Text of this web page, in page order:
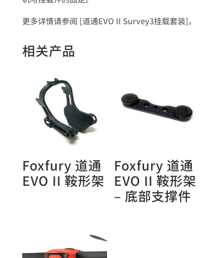
更多详情请参阅 [道通EVO II Survey3挂载套装]。
相关产品
Foxfury 道通
EVO II 鞍形架
Foxfury 道通
EVO II 鞍形架
– 底部支撑件